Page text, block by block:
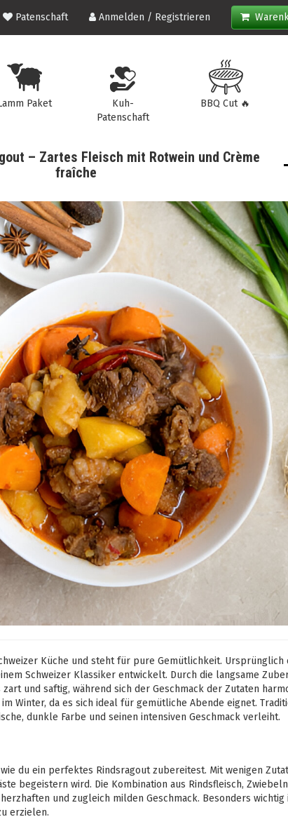
Patenschaft Anmelden / Registrieren
Paket
Kuh-
Patenschaft
BBQ Cut 🔥
– Zartes Fleisch mit Rotwein und Crème
fraîche
Küche und steht für pure Gemütlichkeit. Ursprünglich
Schweizer Klassiker entwickelt. Durch die langsame
und saftig, während sich der Geschmack der Zutaten
Winter, da es sich ideal für gemütliche Abende eignet.
dunkle Farbe und seinen intensiven Geschmack verleiht.
du ein perfektes Rindsragout zubereitest. Mit wenigen
begeistern wird. Die Kombination aus Rindsfleisch,
und zugleich milden Geschmack. Besonders wichtig
erzielen.